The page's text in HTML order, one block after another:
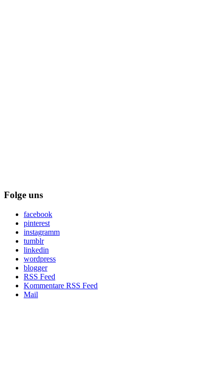
Folge uns
facebook
pinterest
instagramm
tumblr
linkedin
wordpress
blogger
RSS Feed
Kommentare RSS Feed
Mail